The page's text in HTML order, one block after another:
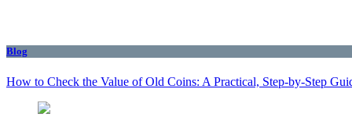
Blog
How to Check the Value of Old Coins: A Practical, Step-by-Step